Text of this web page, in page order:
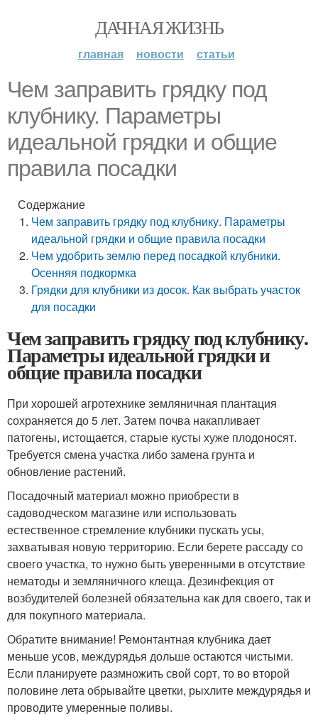
ДАЧНАЯ ЖИЗНЬ
главная новости статьи
Чем заправить грядку под
клубнику. Параметры
идеальной грядки и общие
правила посадки
Содержание
Чем заправить грядку под клубнику. Параметры
идеальной грядки и общие правила посадки
Чем удобрить землю перед посадкой клубники.
Осенняя подкормка
Грядки для клубники из досок. Как выбрать участок
для посадки
Чем заправить грядку под клубнику.
Параметры идеальной грядки и
общие правила посадки
При хорошей агротехнике земляничная плантация
сохраняется до 5 лет. Затем почва накапливает
патогены, истощается, старые кусты хуже плодоносят.
Требуется смена участка либо замена грунта и
обновление растений.
Посадочный материал можно приобрести в
садоводческом магазине или использовать
естественное стремление клубники пускать усы,
захватывая новую территорию. Если берете рассаду со
своего участка, то нужно быть уверенными в отсутствие
нематоды и земляничного клеща. Дезинфекция от
возбудителей болезней обязательна как для своего, так и
для покупного материала.
Обратите внимание! Ремонтантная клубника дает
меньше усов, междурядья дольше остаются чистыми.
Если планируете размножить свой сорт, то во второй
половине лета обрывайте цветки, рыхлите междурядья и
проводите умеренные поливы.